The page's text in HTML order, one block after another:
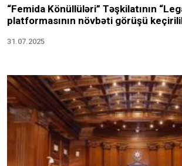
“Femida Könüllüləri” Təşkilatının
platformasının növbəti görüşü
31.07.2025